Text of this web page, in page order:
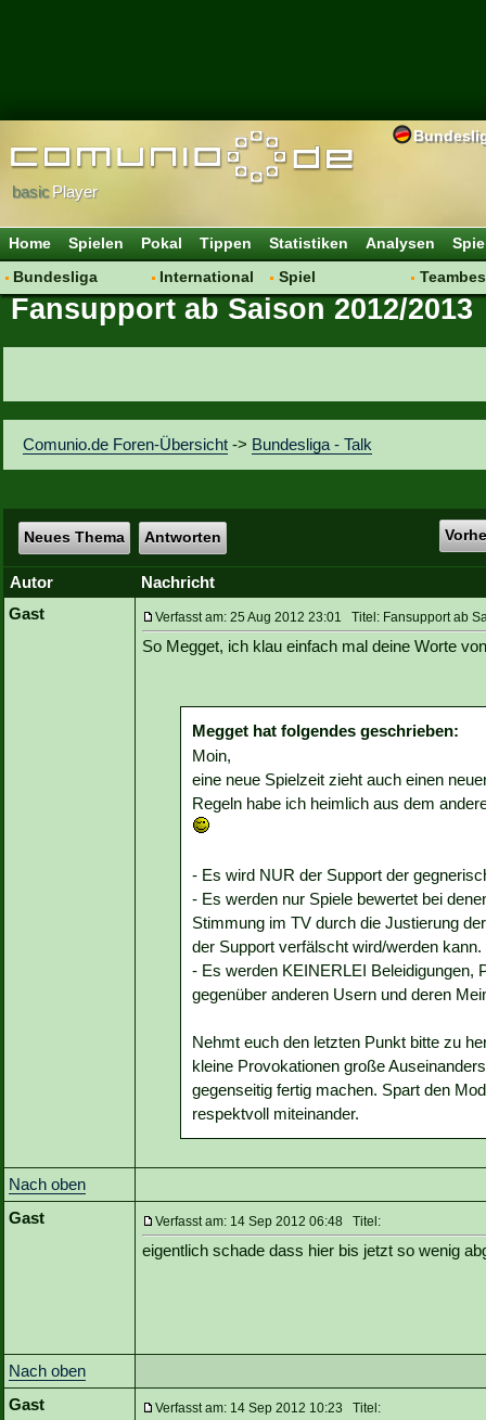
basicPlayer
Home Spielen Pokal Tippen Statistiken Analysen
Bundesliga
Hot News
Vereinsfragen
International
Vereine
Spiel
Regeln & Tipps
Fansupport ab Saison 2012/2013
Comunio.de Foren-Übersicht -> Bundesliga - Talk
Neues Thema Antworten
Autor
Nachricht
Gast
Verfasst am: 25 Aug 2012 23:01 Titel: Fansupport ab
So Megget, ich klau einfach mal deine Worte
Megget hat folgendes geschrieben:
Moin,
eine neue Spielzeit zieht auch einen
Regeln habe ich heimlich aus dem
- Es wird NUR der Support der
- Es werden nur Spiele bewertet bei
Stimmung im TV durch die Justierung
der Support verfälscht wird/werden kann.
- Es werden KEINERLEI Beleidigungen,
gegenüber anderen Usern und deren
Nehmt euch den letzten Punkt bitte zu
kleine Provokationen große
gegenseitig fertig machen. Spart den
respektvoll miteinander.
Nach oben
Gast
Verfasst am: 14 Sep 2012 06:48 Titel:
eigentlich schade dass hier bis jetzt so wenig
Nach oben
Gast
Verfasst am: 14 Sep 2012 10:23 Titel: